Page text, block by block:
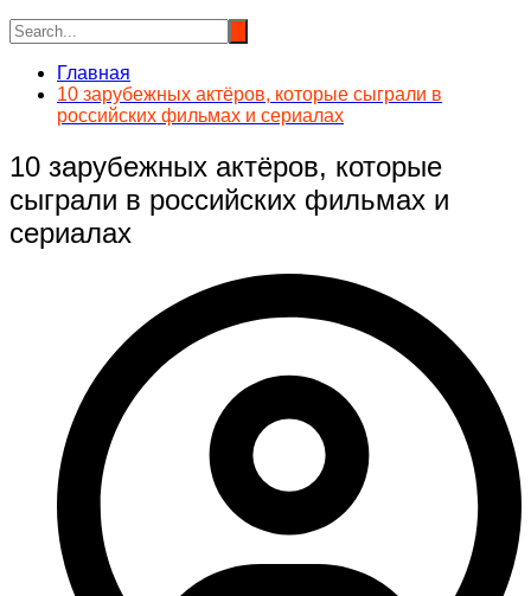
Главная
10 зарубежных актёров, которые сыграли в
российских фильмах и сериалах
10 зарубежных актёров, которые
сыграли в российских фильмах и
сериалах